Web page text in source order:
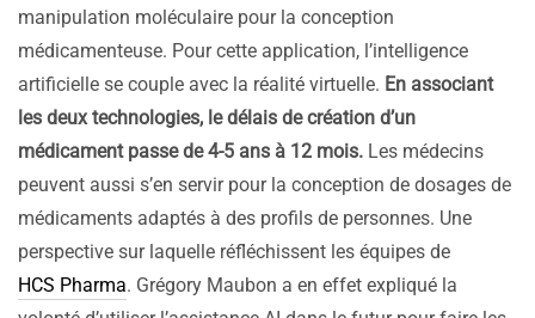
manipulation moléculaire pour la conception
médicamenteuse. Pour cette application, l’intelligence
artificielle se couple avec la réalité virtuelle. En associant
les deux technologies, le délais de création d’un
médicament passe de 4-5 ans à 12 mois. Les médecins
peuvent aussi s’en servir pour la conception de dosages de
médicaments adaptés à des profils de personnes. Une
perspective sur laquelle réfléchissent les équipes de
HCS Pharma. Grégory Maubon a en effet expliqué la